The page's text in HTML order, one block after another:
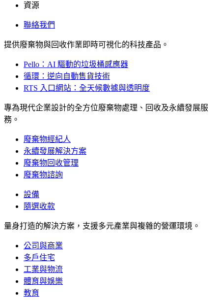
資源
聯絡我們
提供廢棄物與回收作業即時可視化的科技產品。
Pello：AI 驅動的垃圾桶感應器
循環：逆向自動售貨技術
RTS 入口網站：全天候數據與透明度
專為現代企業設計的全方位廢棄物處理、回收及永續發展服
務。
廢棄物經紀人
永續發展解決方案
廢棄物回收管理
廢棄物諮詢
設備
隨選收款
量身打造的解決方案，支援多元產業與複雜的營運環境。
公司與商業
多戶住宅
工業與物流
體育與娛樂
教育